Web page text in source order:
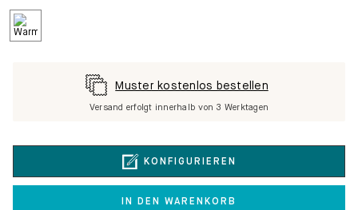
KONFIGURIEREN
IN DEN WARENKORB
Muster kostenlos bestellen
Versand erfolgt innerhalb von 3 Werktagen